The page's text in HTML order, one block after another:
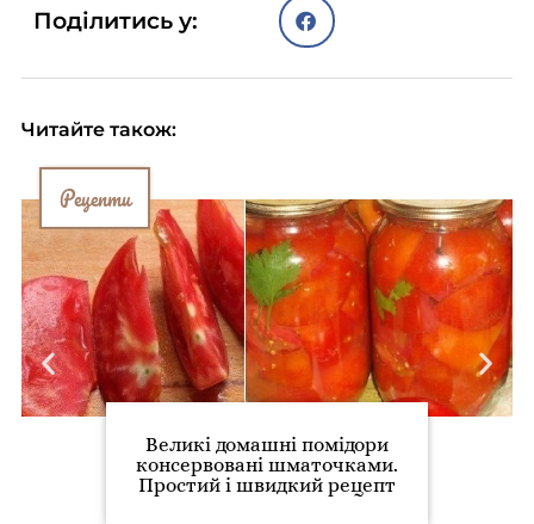
Поділитись у:
Читайте також:
Рецепти
Великі домашні помідори
консервовані шматочками.
Простий і швидкий рецепт